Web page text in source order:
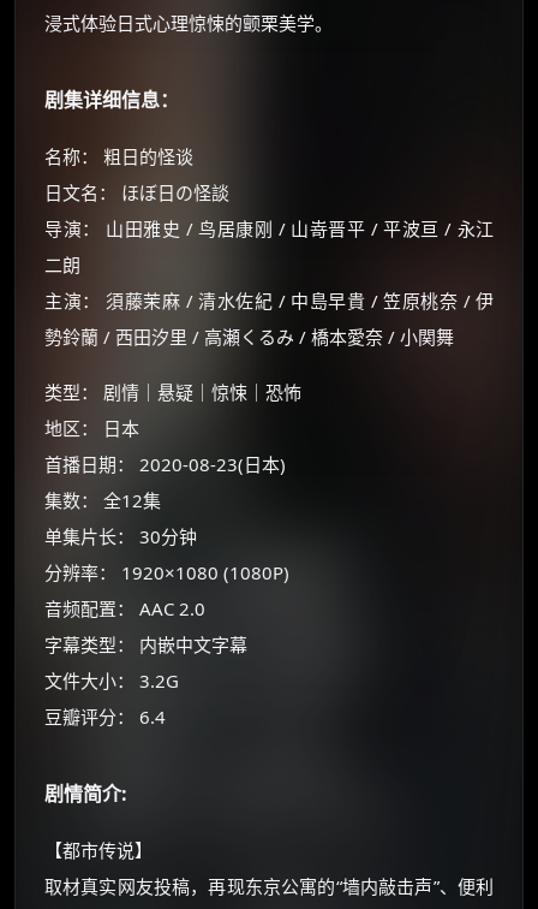
浸式体验日式心理惊悚的颤栗美学。
剧集详细信息：
名称： 粗日的怪谈
日文名： ほぼ日の怪談
导演： 山田雅史 / 鸟居康刚 / 山嵜晋平 / 平波亘 / 永江
二朗
主演： 須藤茉麻 / 清水佐紀 / 中島早貴 / 笠原桃奈 / 伊
勢鈴蘭 / 西田汐里 / 高瀬くるみ / 橋本愛奈 / 小関舞
类型： 剧情｜悬疑｜惊悚｜恐怖
地区： 日本
首播日期： 2020-08-23(日本)
集数： 全12集
单集片长： 30分钟
分辨率： 1920×1080 (1080P)
音频配置： AAC 2.0
字幕类型： 内嵌中文字幕
文件大小： 3.2G
豆瓣评分： 6.4
剧情简介:
【都市传说】
取材真实网友投稿，再现东京公寓的“墙内敲击声”、便利
🧧 福利领取站
☕